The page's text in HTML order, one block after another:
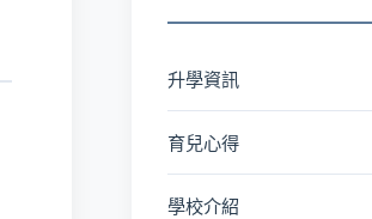
升學資訊
育兒心得
學校介紹